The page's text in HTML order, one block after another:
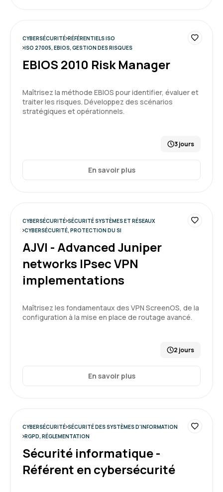
CYBERSÉCURITÉ RÉFÉRENTIELS ISO
ISO 27005, EBIOS, GESTION DES RISQUES
EBIOS 2010 Risk Manager
Maîtrisez la méthode EBIOS pour identifier, évaluer et
traiter les risques. Développez des scénarios
stratégiques et opérationnels.
3 jours
En savoir plus
CYBERSÉCURITÉ SÉCURITÉ SYSTÈMES ET RÉSEAUX
CYBERSÉCURITÉ, PROTECTION DU SI
AJVI - Advanced Juniper
networks IPsec VPN
implementations
Maîtrisez les fondamentaux des VPN ScreenOS, de la
configuration à la mise en place de routage avancé.
2 jours
En savoir plus
CYBERSÉCURITÉ SÉCURITÉ DES SYSTÈMES D'INFORMATION
RGPD, RÉGLEMENTATION
Sécurité informatique -
Référent en cybersécurité